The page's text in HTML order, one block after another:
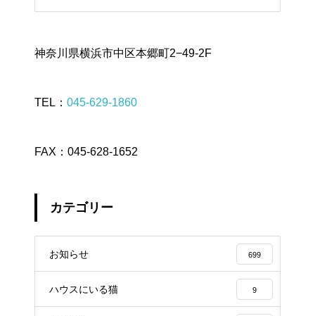
神奈川県横浜市中区本郷町2−49-2F
TEL： 045-629-1860
FAX：045-628-1652
カテゴリー
お知らせ 699
ハウスにいる猫 9